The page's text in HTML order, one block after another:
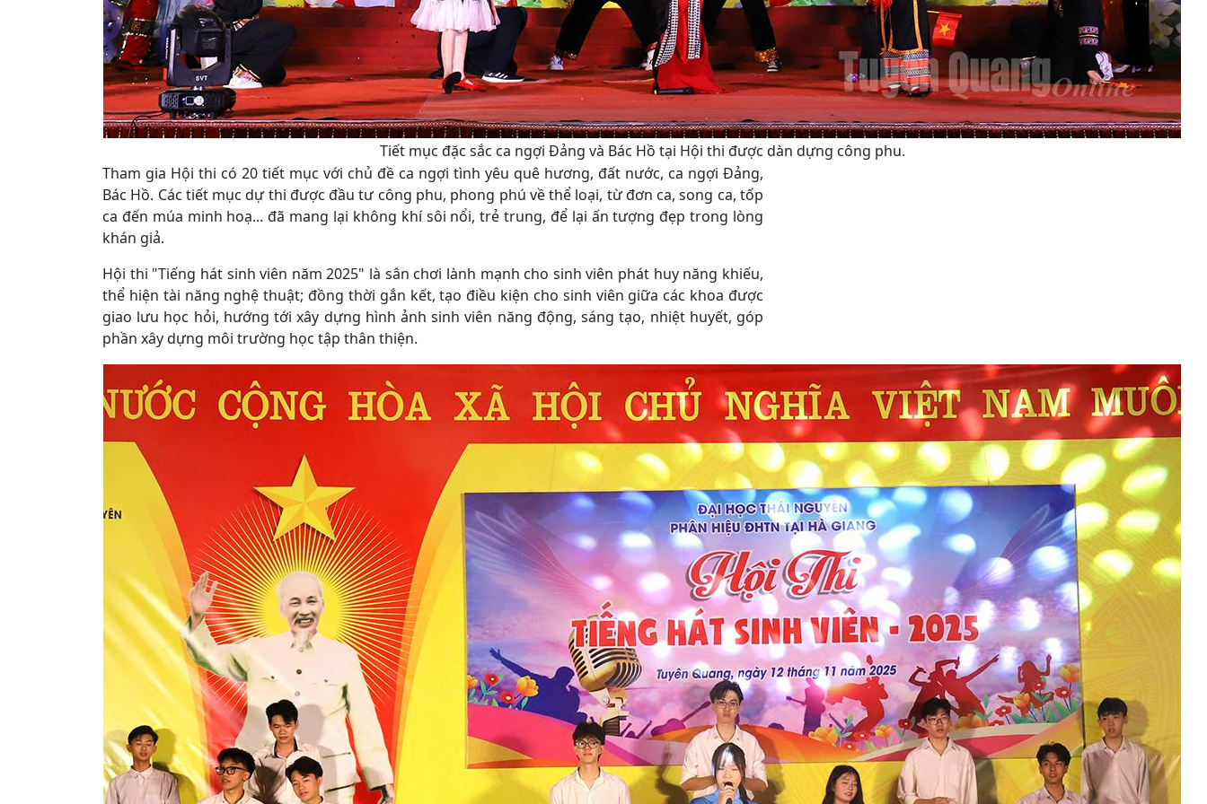
Tiết mục đặc sắc ca ngợi Đảng và Bác Hồ tại Hội thi được dàn dựng công phu.
Tham gia Hội thi có 20 tiết mục với chủ đề ca ngợi tình yêu quê hương, đất nước, ca ngợi Đảng,
Bác Hồ. Các tiết mục dự thi được đầu tư công phu, phong phú về thể loại, từ đơn ca, song ca, tốp
ca đến múa minh hoạ... đã mang lại không khí sôi nổi, trẻ trung, để lại ấn tượng đẹp trong lòng
khán giả.
Hội thi "Tiếng hát sinh viên năm 2025" là sân chơi lành mạnh cho sinh viên phát huy năng khiếu,
thể hiện tài năng nghệ thuật; đồng thời gắn kết, tạo điều kiện cho sinh viên giữa các khoa được
giao lưu học hỏi, hướng tới xây dựng hình ảnh sinh viên năng động, sáng tạo, nhiệt huyết, góp
phần xây dựng môi trường học tập thân thiện.